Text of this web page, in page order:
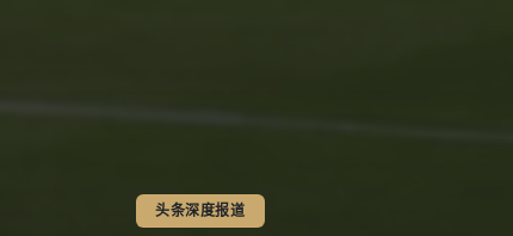
头条深度报道